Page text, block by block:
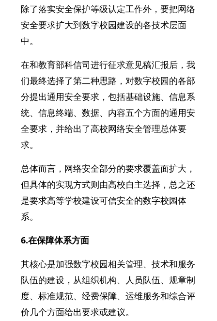
除了落实安全保护等级认定工作外，要把网络
安全要求扩大到数字校园建设的各技术层面
中。
在和教育部科信司进行征求意见稿汇报后，我
们最终选择了第二种思路，对数字校园的各部
分提出通用安全要求，包括基础设施、信息系
统、信息终端、数据、内容五个方面的通用安
全要求，并给出了高校网络安全管理总体要
求。
总体而言，网络安全部分的要求覆盖面扩大，
但具体的实现方式则由高校自主选择，总之还
是要求高等学校建设可信安全的数字校园体
系。
6.在保障体系方面
其核心是加强数字校园相关管理、技术和服务
队伍的建设，从组织机构、人员队伍、规章制
度、标准规范、经费保障、运维服务和综合评
价几个方面给出要求或建议。